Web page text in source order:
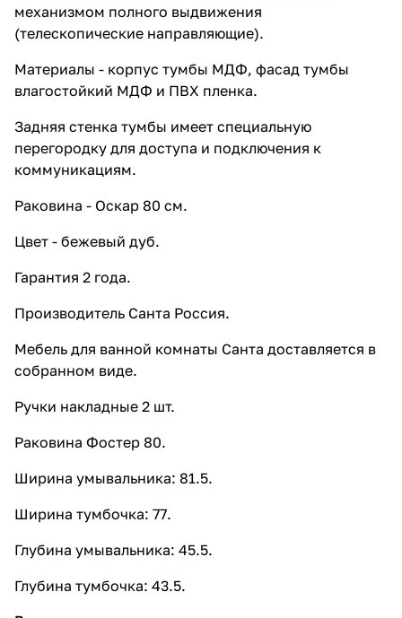
механизмом полного выдвижения
(телескопические направляющие).
Материалы - корпус тумбы МДФ, фасад тумбы
влагостойкий МДФ и ПВХ пленка.
Задняя стенка тумбы имеет специальную
перегородку для доступа и подключения к
коммуникациям.
Раковина - Оскар 80 см.
Цвет - бежевый дуб.
Гарантия 2 года.
Производитель Санта Россия.
Мебель для ванной комнаты Санта доставляется в
собранном виде.
Ручки накладные 2 шт.
Раковина Фостер 80.
Ширина умывальника: 81.5.
Ширина тумбочка: 77.
Глубина умывальника: 45.5.
Глубина тумбочка: 43.5.